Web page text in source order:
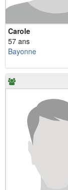
Carole
57 ans
Bayonne